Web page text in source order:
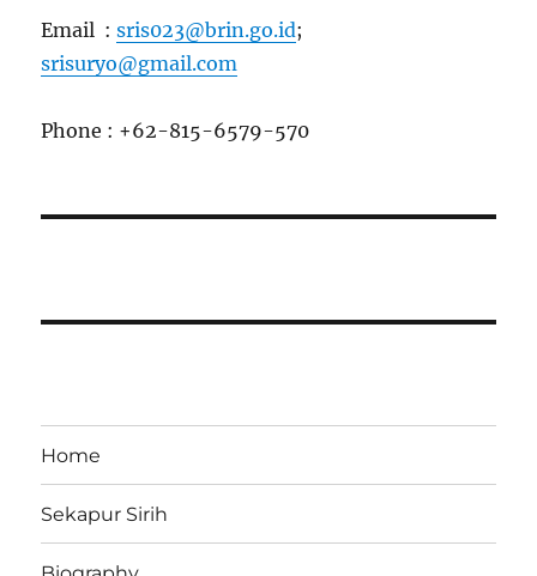
Email :sris023@brin.go.id;
srisuryo@gmail.com
Phone : +62-815-6579-570
Home
Sekapur Sirih